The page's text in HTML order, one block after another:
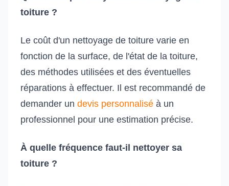
toiture ?
Le coût d'un nettoyage de toiture varie en
fonction de la surface, de l'état de la toiture,
des méthodes utilisées et des éventuelles
réparations à effectuer. Il est recommandé de
demander un devis personnalisé à un
professionnel pour une estimation précise.
À quelle fréquence faut-il nettoyer sa
toiture ?